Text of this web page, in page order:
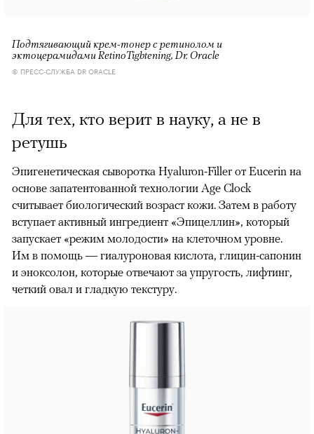
Подтягивающий крем-тонер с ретинолом и
эктоцерамидами RetinoTightening, Dr. Oracle
© ПРЕСС-СЛУЖБА DR ORACLE
Для тех, кто верит в науку, а не в
ретушь
Эпигенетическая сыворотка Hyaluron-Filler от Eucerin на
основе запатентованной технологии Age Clock
считывает биологический возраст кожи. Затем в работу
вступает активный ингредиент «Эпицеллин», который
запускает «режим молодости» на клеточном уровне.
Им в помощь — гиалуроновая кислота, глицин-сапонин
и эноксолон, которые отвечают за упругость, лифтинг,
четкий овал и гладкую текстуру.